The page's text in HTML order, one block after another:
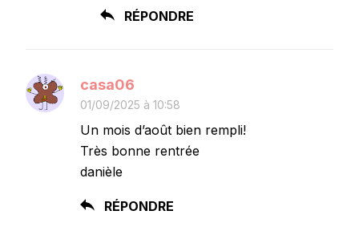
RÉPONDRE
casa06
01/09/2025 à 10:58
Un mois d’août bien rempli!
Très bonne rentrée
danièle
RÉPONDRE